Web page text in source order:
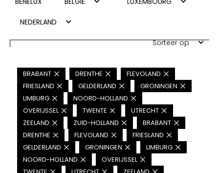
NEDERLAND
Sorteer op
BRABANT DRENTHE
FLEVOLAND
FRIESLAND
GELDERLAND
GRONINGEN
LIMBURG
NOORD-HOLLAND
OVERIJSSEL
TWENTE
UTRECHT
ZEELAND
ZUID-HOLLAND
BRABANT
DRENTHE
FLEVOLAND
FRIESLAND
GELDERLAND
GRONINGEN
LIMBURG
NOORD-HOLLAND
OVERIJSSEL